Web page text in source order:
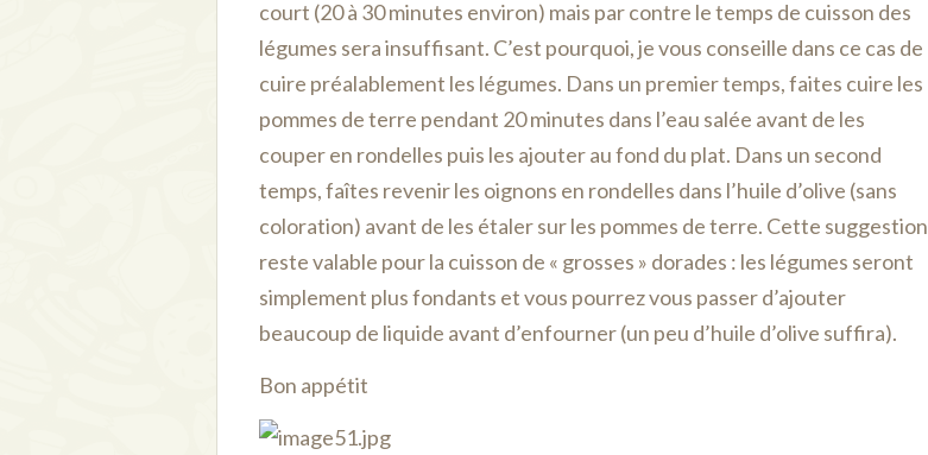
court (20 à 30 minutes environ) mais par contre le temps de cuisson des
légumes sera insuffisant. C’est pourquoi, je vous conseille dans ce cas de
cuire préalablement les légumes. Dans un premier temps, faites cuire les
pommes de terre pendant 20 minutes dans l’eau salée avant de les
couper en rondelles puis les ajouter au fond du plat. Dans un second
temps, faîtes revenir les oignons en rondelles dans l’huile d’olive (sans
coloration) avant de les étaler sur les pommes de terre. Cette suggestion
reste valable pour la cuisson de « grosses » dorades : les légumes seront
simplement plus fondants et vous pourrez vous passer d’ajouter
beaucoup de liquide avant d’enfourner (un peu d’huile d’olive suffira).
Bon appétit